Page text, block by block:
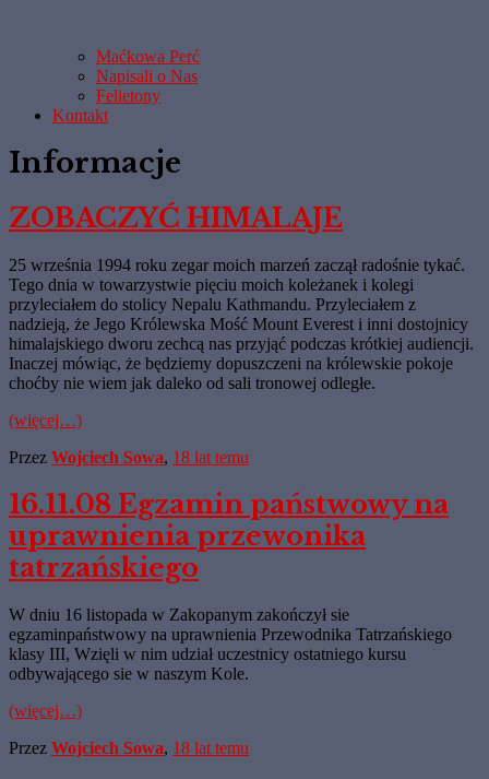
Maćkowa Perć
Napisali o Nas
Felietony
Kontakt
Informacje
ZOBACZYĆ HIMALAJE
25 września 1994 roku zegar moich marzeń zaczął radośnie tykać.
Tego dnia w towarzystwie pięciu moich koleżanek i kolegi
przyleciałem do stolicy Nepalu Kathmandu. Przyleciałem z
nadzieją, że Jego Królewska Mość Mount Everest i inni dostojnicy
himalajskiego dworu zechcą nas przyjąć podczas krótkiej audiencji.
Inaczej mówiąc, że będziemy dopuszczeni na królewskie pokoje
choćby nie wiem jak daleko od sali tronowej odległe.
(więcej…)
Przez Wojciech Sowa, 18 lat temu
16.11.08 Egzamin państwowy na
uprawnienia przewonika
tatrzańskiego
W dniu 16 listopada w Zakopanym zakończył sie
egzaminpaństwowy na uprawnienia Przewodnika Tatrzańskiego
klasy III, Wzięli w nim udział uczestnicy ostatniego kursu
odbywającego sie w naszym Kole.
(więcej…)
Przez Wojciech Sowa, 18 lat temu